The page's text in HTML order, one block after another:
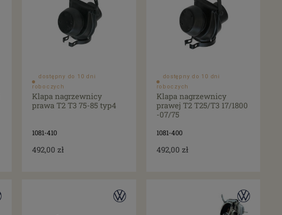
dostępny do 10 dni
roboczych
Klapa nagrzewnicy
prawa T2 T3 75-85 typ4
1081-410
492,00 zł
dostępny do 10 dni
roboczych
Klapa nagrzewnicy
prawej T2 T25/T3 17/1800
-07/75
1081-400
492,00 zł